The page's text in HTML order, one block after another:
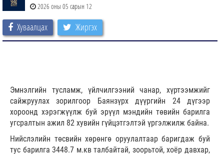
2026 оны 05 сарын 12
Хуваалцах Жиргэх
Эмнэлгийн тусламж, үйлчилгээний чанар, хүртээмжийг
сайжруулах зорилгоор Баянзүрх дүүргийн 24 дүгээр
хороонд хэрэгжүүлж буй эрүүл мэндийн төвийн барилга
угсралтын ажил 82 хувийн гүйцэтгэлтэй үргэлжилж байна.
Нийслэлийн төсвийн хөрөнгө оруулалтаар баригдаж буй
тус барилга 3448.7 м.кв талбайтай, зоорьтой, хоёр давхар,